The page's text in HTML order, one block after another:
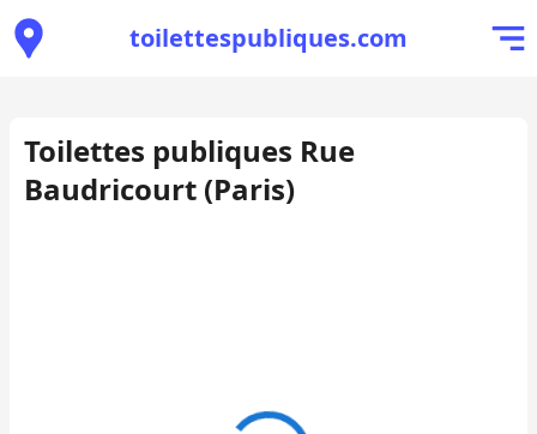
toilettespubliques.com
Toilettes publiques Rue
Baudricourt (Paris)